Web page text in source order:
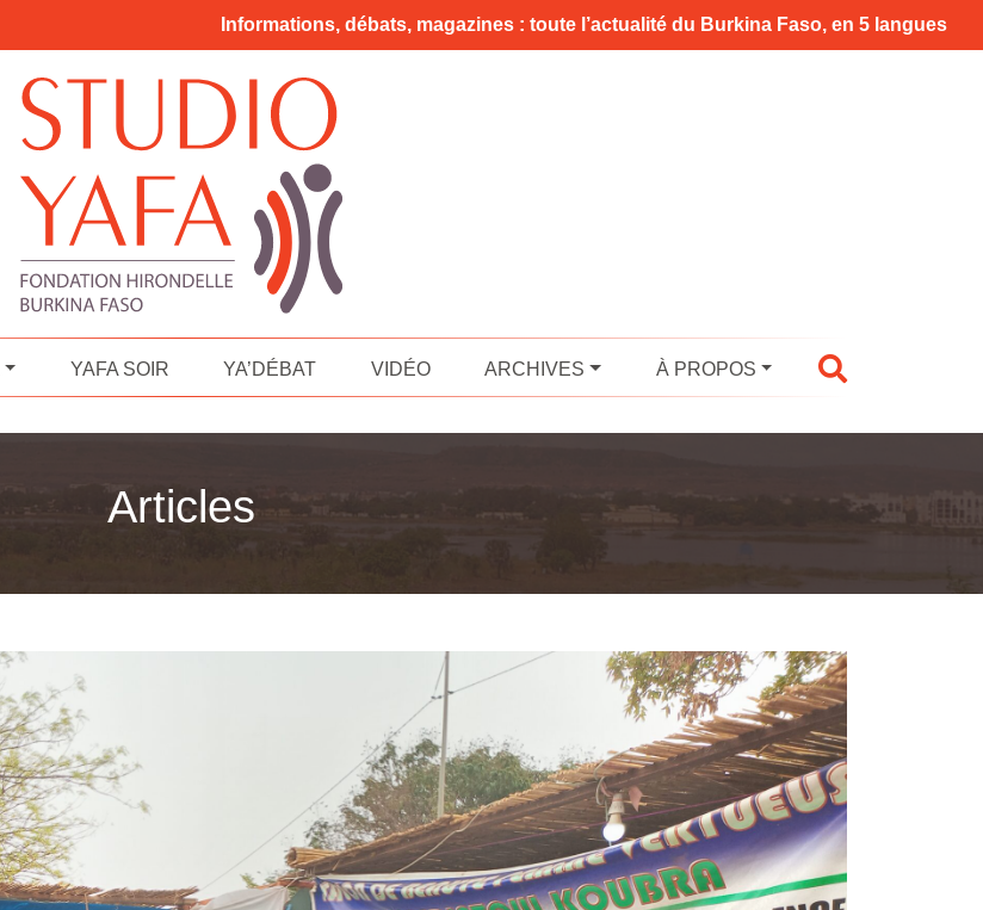
Informations, débats, magazines : toute l’actualité du Burkina Faso, en 5 langues
YAFA SOIR YA’DÉBAT VIDÉO ARCHIVES À PROPOS
Articles